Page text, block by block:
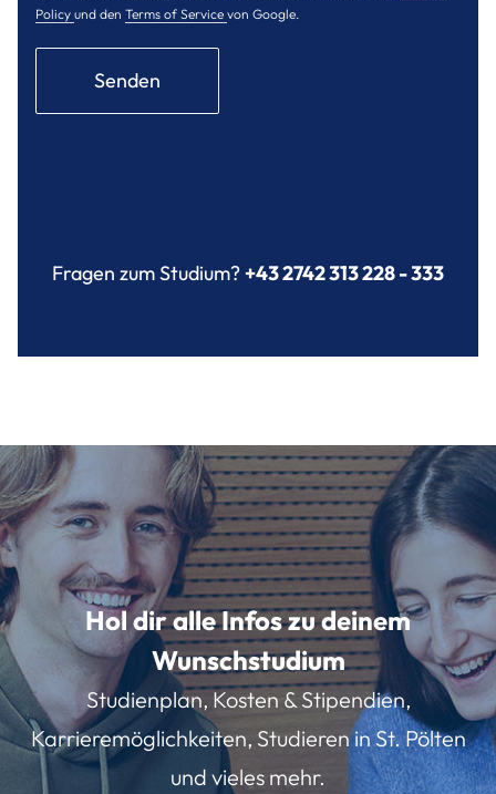
Policy und den Terms of Service von Google.
Senden
Fragen zum Studium?+43 2742 313 228 - 333
Hol dir alle Infos zu deinem
Wunschstudium
Studienplan, Kosten & Stipendien,
Karrieremöglichkeiten, Studieren in St. Pölten
und vieles mehr.